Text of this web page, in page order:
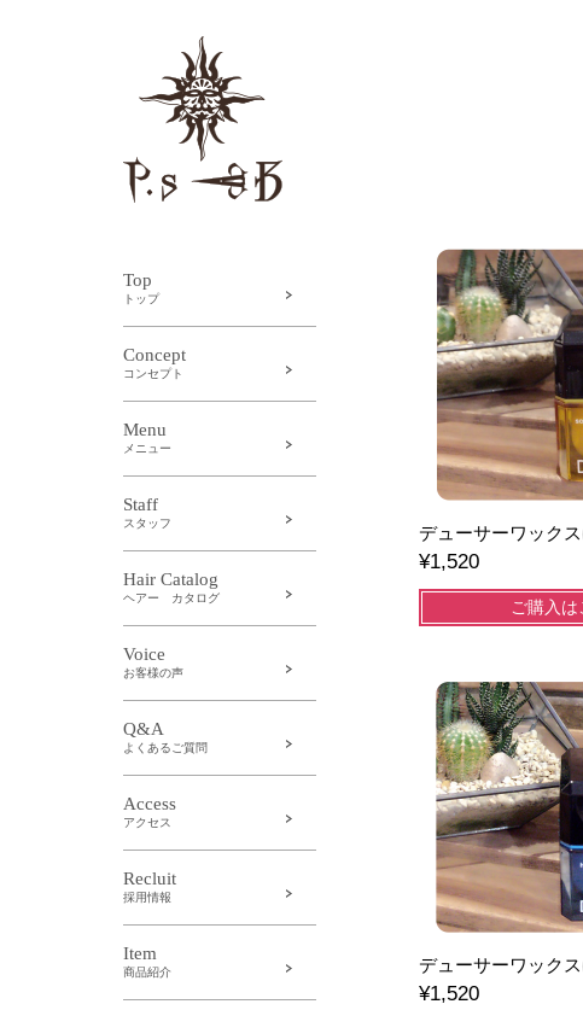
Top
トップ
Concept
コンセプト
Menu
メニュー
Staff
スタッフ
Hair Catalog
ヘアー カタログ
Voice
お客様の声
Q&A
よくあるご質問
Access
アクセス
Recluit
採用情報
Item
商品紹介
デューサーワック
¥1,520
ご購入は
デューサーワック
¥1,520